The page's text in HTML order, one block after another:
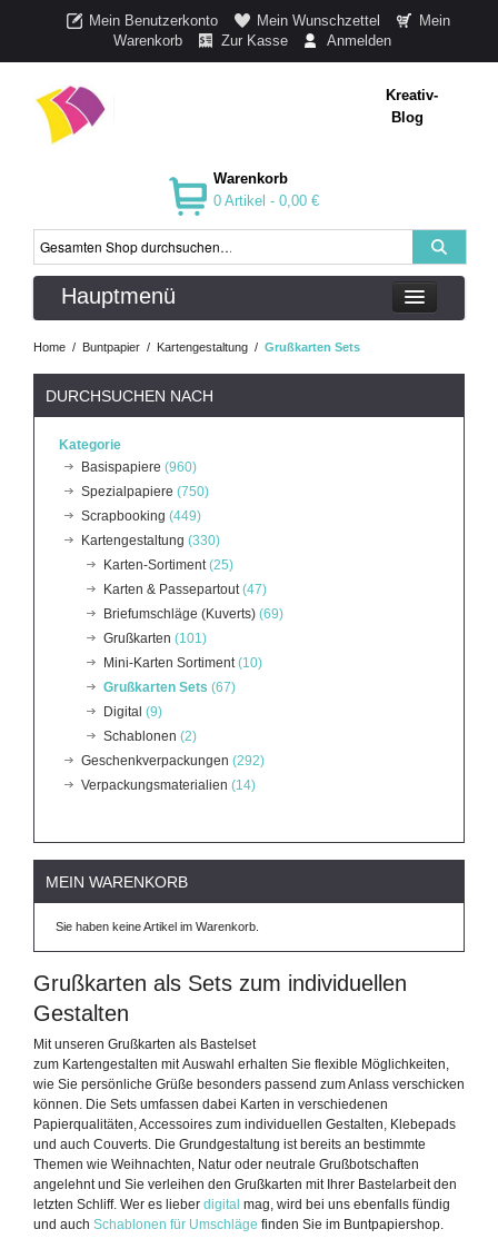
Mein Benutzerkonto Mein Wunschzettel
Mein
Warenkorb
Zur Kasse Anmelden
Kreativ-
Blog
Warenkorb
0 Artikel - 0,00 €
Hauptmenü
Home / Buntpapier / Kartengestaltung / Grußkarten Sets
DURCHSUCHEN NACH
Kategorie
Basispapiere (960)
Spezialpapiere (750)
Scrapbooking (449)
Kartengestaltung (330)
Karten-Sortiment(25)
Karten & Passepartout(47)
Briefumschläge (Kuverts) (69)
Grußkarten (101)
Mini-Karten Sortiment(10)
Grußkarten Sets (67)
Digital (9)
Schablonen (2)
Geschenkverpackungen (292)
Verpackungsmaterialien (14)
MEIN WARENKORB
Sie haben keine Artikel im Warenkorb.
Grußkarten als Sets zum individuellen
Gestalten
Mit unseren Grußkarten als Bastelset
zum Kartengestalten mit Auswahl erhalten Sie flexible Möglichkeiten,
wie Sie persönliche Grüße besonders passend zum Anlass verschicken
können. Die Sets umfassen dabei Karten in verschiedenen
Papierqualitäten, Accessoires zum individuellen Gestalten, Klebepads
und auch Couverts. Die Grundgestaltung ist bereits an bestimmte
Themen wie Weihnachten, Natur oder neutrale Grußbotschaften
angelehnt und Sie verleihen den Grußkarten mit Ihrer Bastelarbeit den
letzten Schliff. Wer es lieber digital mag, wird bei uns ebenfalls fündig
und auch Schablonen für Umschläge finden Sie im Buntpapiershop.